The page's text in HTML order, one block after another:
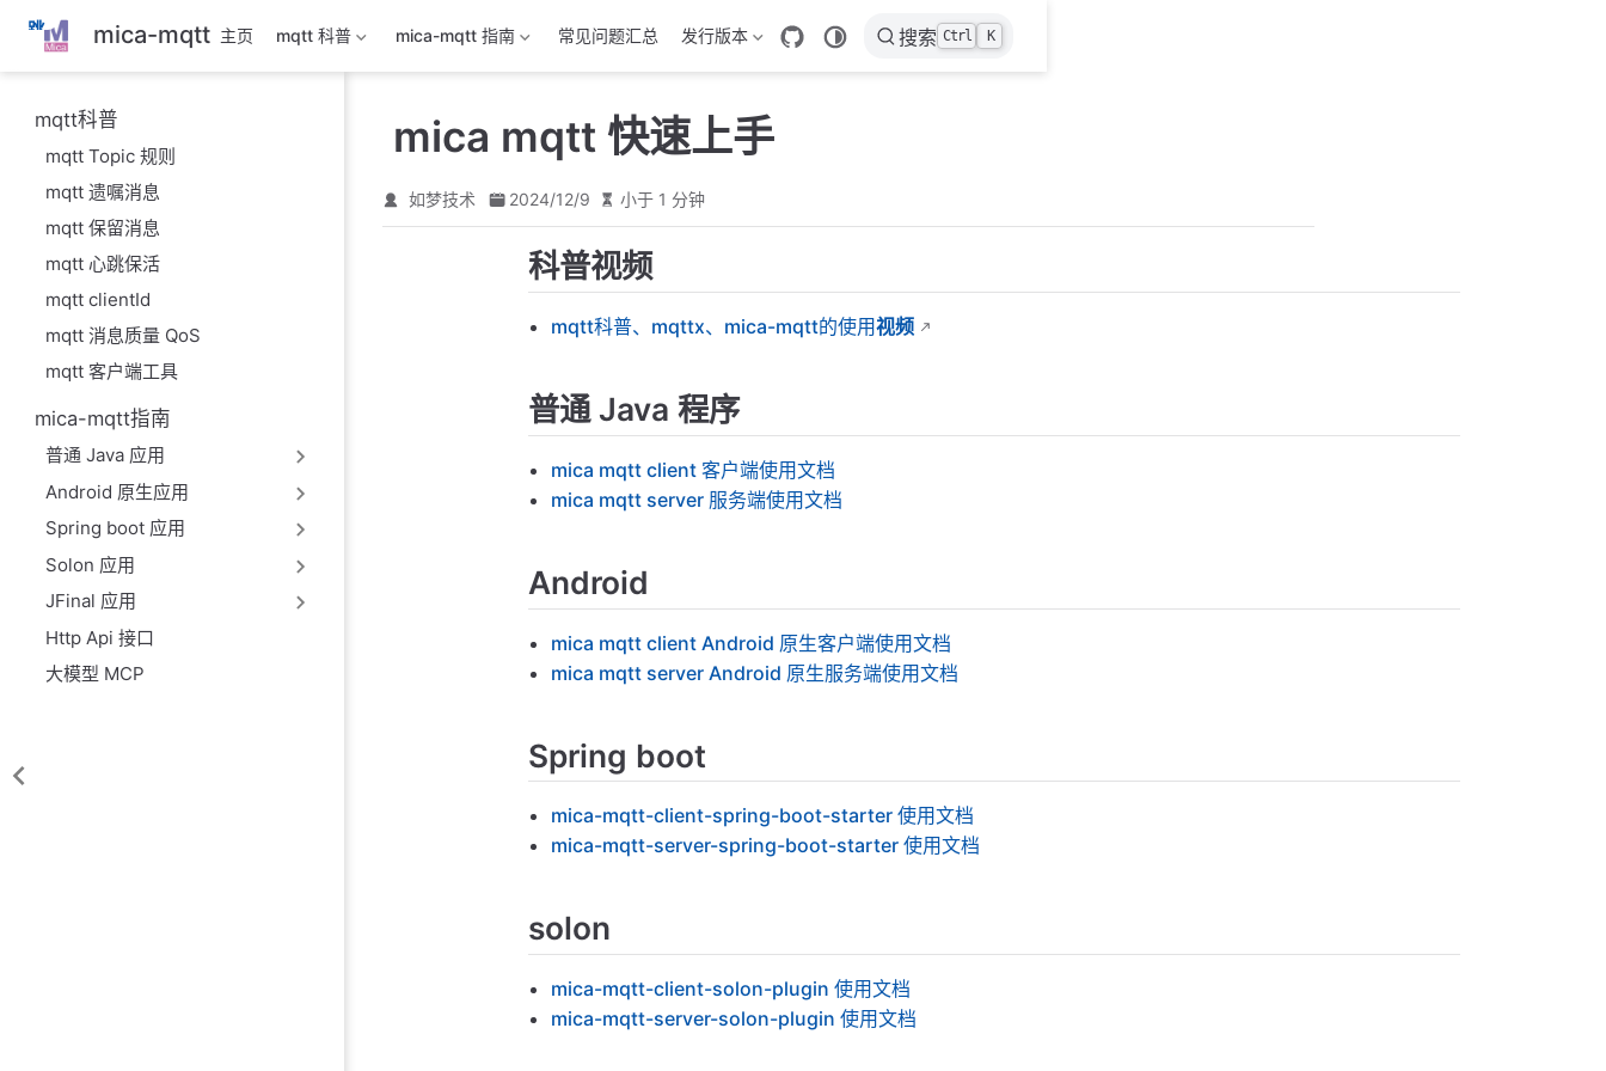
跳
主
內
mica-mqtt 主页 mqtt 科普 mica-mqtt 指南 常见问题汇总 发行版本 搜索 Ctrl K
mqtt科普
mqtt Topic 规则
mqtt 遗嘱消息
mqtt 保留消息
mqtt 心跳保活
mqtt clientId
mqtt 消息质量 QoS
mqtt 客户端工具
mica-mqtt指南
普通 Java 应用
Android 原生应用
Spring boot 应用
Solon 应用
JFinal 应用
Http Api 接口
大模型 MCP
mica mqtt 快速上手
如梦技术 2024/12/9 小于 1 分钟
科普视频
mqtt科普、mqttx、mica-mqtt的使用视频
普通 Java 程序
mica mqtt client 客户端使用文档
mica mqtt server 服务端使用文档
Android
mica mqtt client Android 原生客户端使用文档
mica mqtt server Android 原生服务端使用文档
Spring boot
mica-mqtt-client-spring-boot-starter 使用文档
mica-mqtt-server-spring-boot-starter 使用文档
solon
mica-mqtt-client-solon-plugin 使用文档
mica-mqtt-server-solon-plugin 使用文档